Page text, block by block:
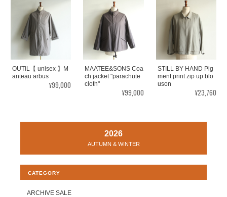
OUTIL【 unisex 】M
anteau arbus
¥99,000
MAATEE&SONS Coa
ch jacket "parachute
cloth"
¥99,000
STILL BY HAND Pig
ment print zip up blo
uson
¥23,760
2026
AUTUMN & WINTER
CATEGORY
ARCHIVE SALE